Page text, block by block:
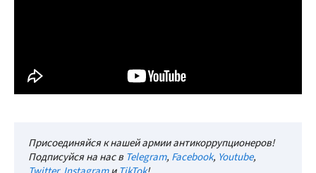
Присоединяйся к нашей армии антикоррупционеров!
Подписуйся на нас в Telegram, Facebook, Youtube,